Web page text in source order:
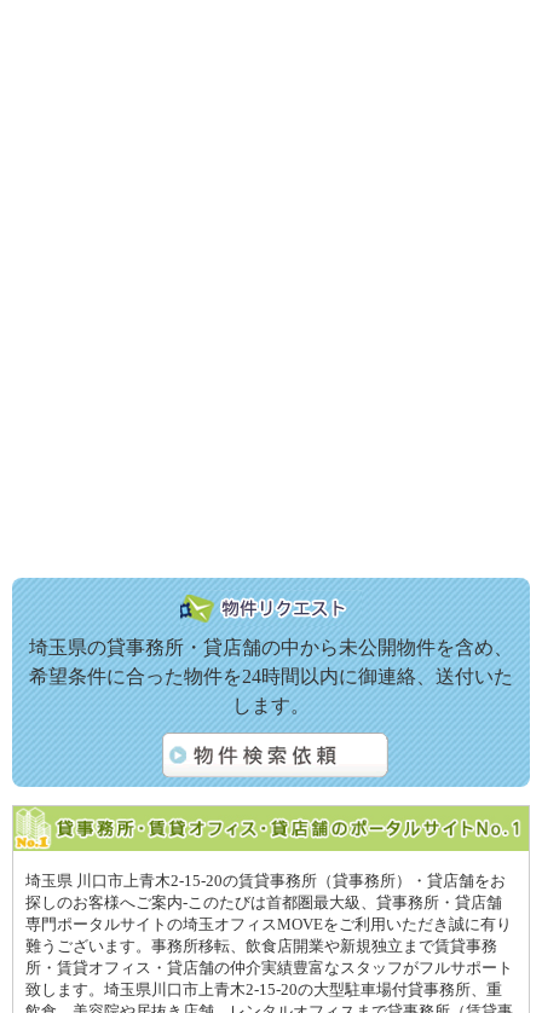
埼玉県の貸事務所・貸店舗の中から未公開物件を含め、
希望条件に合った物件を24時間以内に御連絡、送付いた
します。
埼玉県 川口市上青木2-15-20の賃貸事務所（貸事務所）・貸店舗をお
探しのお客様へご案内-このたびは首都圏最大級、貸事務所・貸店舗
専門ポータルサイトの埼玉オフィスMOVEをご利用いただき誠に有り
難うございます。事務所移転、飲食店開業や新規独立まで賃貸事務
所・賃貸オフィス・貸店舗の仲介実績豊富なスタッフがフルサポート
致します。埼玉県川口市上青木2-15-20の大型駐車場付貸事務所、重